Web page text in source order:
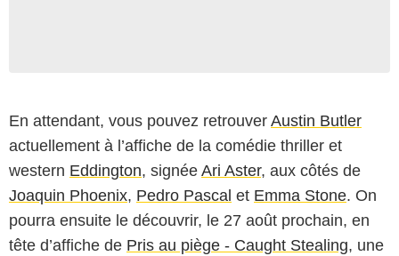
En attendant, vous pouvez retrouver Austin Butler
actuellement à l’affiche de la comédie thriller et
western Eddington, signée Ari Aster, aux côtés de
Joaquin Phoenix, Pedro Pascal et Emma Stone. On
pourra ensuite le découvrir, le 27 août prochain, en
tête d’affiche de Pris au piège - Caught Stealing, une